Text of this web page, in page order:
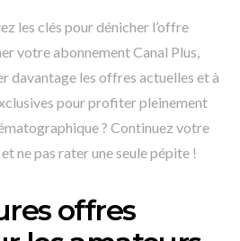
les clés pour dénicher l’offre
votre abonnement Canal Plus,
davantage les offres actuelles et à
pour profiter pleinement
? Continuez votre
ne pas rater une seule pépite !
offres